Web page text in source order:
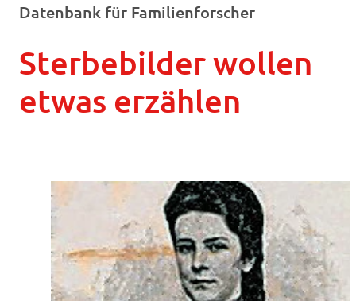
Datenbank für Familienforscher
Sterbebilder wollen
etwas erzählen